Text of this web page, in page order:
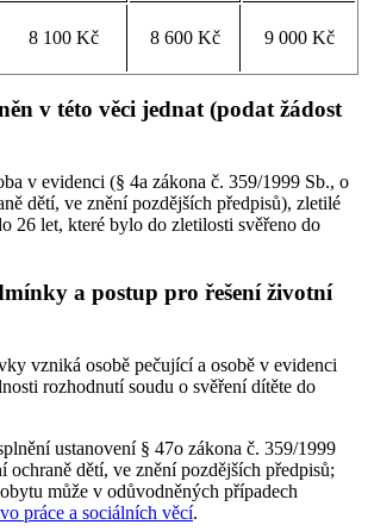
8 100 Kč 8 600 Kč 9 000 Kč
v této věci jednat (podat žádost
v evidenci (§ 4a zákona č. 359/1999 Sb., o
dětí, ve znění pozdějších předpisů), zletilé
26 let, které bylo do zletilosti svěřeno do
a postup pro řešení životní
vzniká osobě pečující a osobě v evidenci
rozhodnutí soudu o svěření dítěte do
ustanovení § 47o zákona č. 359/1999
ochraně dětí, ve znění pozdějších předpisů;
může v odůvodněných případech
práce a sociálních věcí.